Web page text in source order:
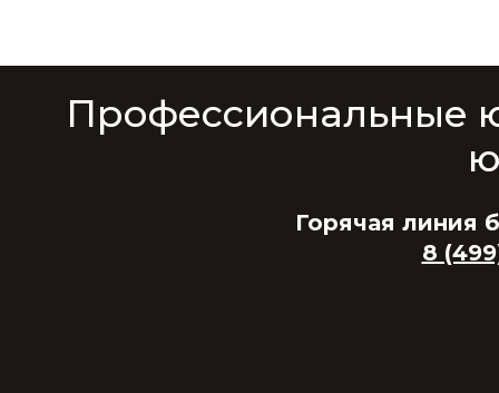
Профессиональные
Горячая линия
8